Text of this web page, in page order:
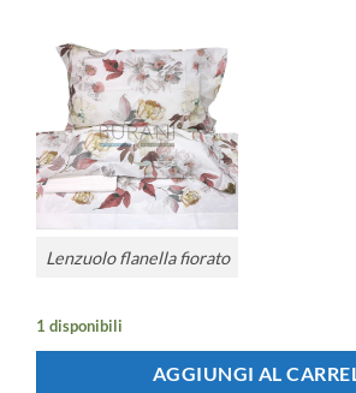
Lenzuolo flanella fiorato
1 disponibili
AGGIUNGI AL